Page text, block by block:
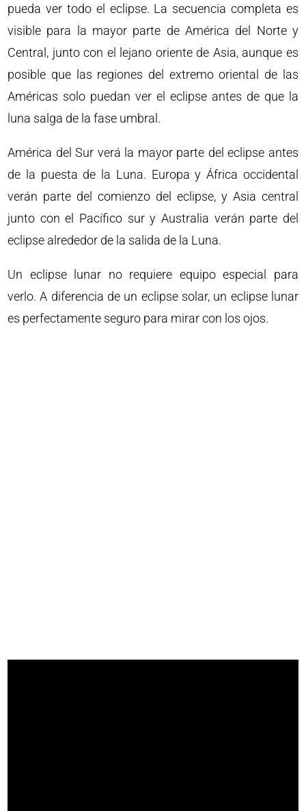
pueda ver todo el eclipse. La secuencia completa es
visible para la mayor parte de América del Norte y
Central, junto con el lejano oriente de Asia, aunque es
posible que las regiones del extremo oriental de las
Américas solo puedan ver el eclipse antes de que la
luna salga de la fase umbral.
América del Sur verá la mayor parte del eclipse antes
de la puesta de la Luna. Europa y África occidental
verán parte del comienzo del eclipse, y Asia central
junto con el Pacífico sur y Australia verán parte del
eclipse alrededor de la salida de la Luna.
Un eclipse lunar no requiere equipo especial para
verlo. A diferencia de un eclipse solar, un eclipse lunar
es perfectamente seguro para mirar con los ojos.